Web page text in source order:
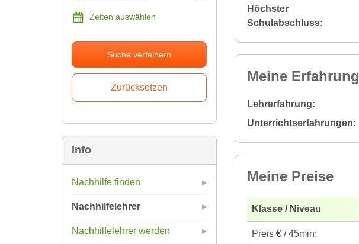
Zeiten auswählen
Suche verfeinern
Info
Nachhilfe finden
Nachhilfelehrer
Nachhilfelehrer werden
Höchster
Schulabschluss:
Meine Erfahrung
Lehrerfahrung:
Unterrichtserfahrungen:
Meine Preise
Klasse / Niveau
Preis € / 45min: